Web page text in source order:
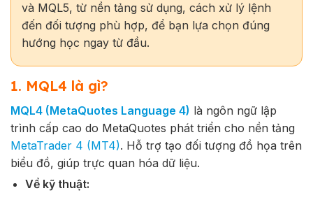
và MQL5, từ nền tảng sử dụng, cách xử lý lệnh
đến đối tượng phù hợp, để bạn lựa chọn đúng
hướng học ngay từ đầu.
1. MQL4 là gì?
MQL4 (MetaQuotes Language 4) là ngôn ngữ lập
trình cấp cao do MetaQuotes phát triển cho nền tảng
MetaTrader 4 (MT4). Hỗ trợ tạo đối tượng đồ họa trên
biểu đồ, giúp trực quan hóa dữ liệu.
Về kỹ thuật: